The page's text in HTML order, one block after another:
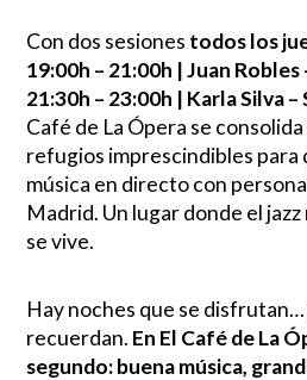
Con dos sesiones todos los
19:00h – 21:00h | Juan Robles
21:30h – 23:00h | Karla Silva –
Café de La Ópera se
refugios imprescindibles para
música en directo con
Madrid. Un lugar donde el
se vive.
Hay noches que se disfrutan…
recuerdan. En El Café de La
segundo: buena música,